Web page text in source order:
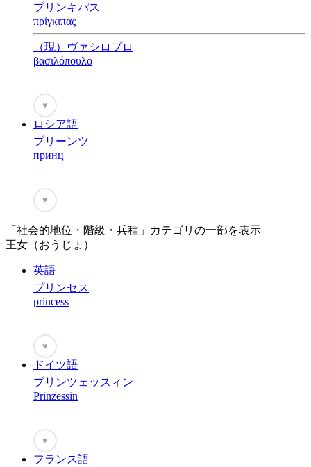
プリンキパス
πρίγκιπας
（現）ヴァシロプロ
βασιλόπουλο
♥
ロシア語
プリーンツ
принц
♥
「社会的地位・階級・兵種」カテゴリの一部を表示
王女（おうじょ）
英語
プリンセス
princess
♥
ドイツ語
プリンツェッスィン
Prinzessin
♥
フランス語